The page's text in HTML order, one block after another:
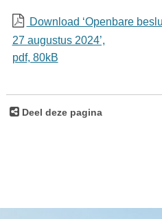
Download ‘Openbare
27 augustus 2024’,
pdf, 80kB
Deel deze pagina